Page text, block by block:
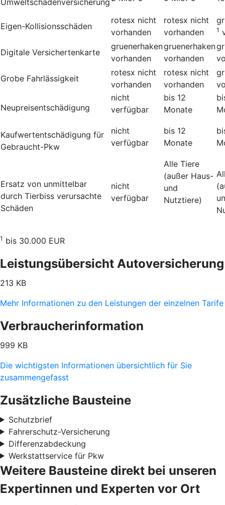
Eigen-Kollisionsschäden
rotesx nicht
vorhanden
rotesx nicht
vorhanden
1
Digitale Versichertenkarte
gruenerhaken
vorhanden
gruenerhaken
vorhanden
Grobe Fahrlässigkeit
rotesx nicht
vorhanden
rotesx nicht
vorhanden
Neupreisentschädigung
nicht
verfügbar
bis 12
Monate
Kauf­wert­entschädi­gung für
Gebraucht-Pkw
nicht
verfügbar
bis 12
Monate
Ersatz von unmittelbar
durch Tierbiss verur­sachte
Schäden
nicht
verfügbar
Alle Tiere
(außer Haus-
und
Nutztiere)
1 bis 30.000 EUR
Leistungsübersicht Autoversicherung
213 KB
Mehr Informationen zu den Leistungen der einzelnen Tarife
Verbraucherinformation
999 KB
Die wichtigsten Informationen übersichtlich für Sie
zusammengefasst
Zusätzliche Bausteine
Schutzbrief
Fahrerschutz-Versicherung
Differenzabdeckung
Werkstattservice für Pkw
Weitere Bausteine direkt bei unseren
Expertinnen und Experten vor Ort